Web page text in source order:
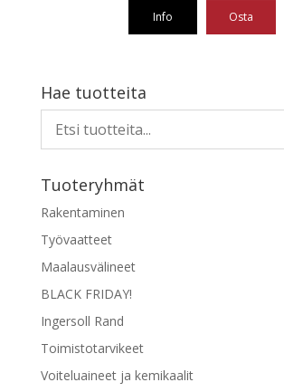
Info Osta
Hae tuotteita
Tuoteryhmät
Rakentaminen
Työvaatteet
Maalausvälineet
BLACK FRIDAY!
Ingersoll Rand
Toimistotarvikeet
Voiteluaineet ja kemikaalit